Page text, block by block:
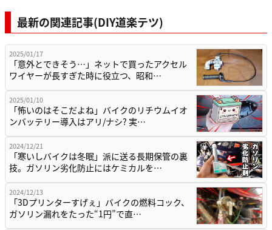
最新の関連記事(DIY道楽テツ)
2025/01/17
「意外とできそう…」ネットで買ったアクセル
ワイヤーが長すぎた時に役立つ、昭和…
2025/01/10
「怖いのはそこだよね」バイクのリチウムイオ
ンバッテリー導入はアリ/ナシ? 実…
2024/12/21
「寒いしバイクは冬眠」派に送る長期保管の裏
技。ガソリン劣化防止にはケミカルを…
2024/12/13
「3Dプリンターすげぇ」バイクの燃料コック、
ガソリン漏れをたった“1円”で直…